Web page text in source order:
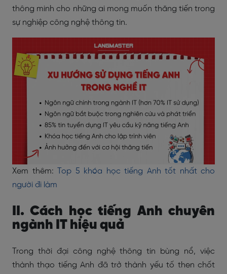
thông minh cho những ai mong muốn thăng tiến trong
sự nghiệp công nghệ thông tin.
Xem thêm:
Top 5 khóa học tiếng Anh tốt nhất cho
người đi làm
II. Cách học tiếng Anh chuyên
ngành IT hiệu quả
Trong thời đại công nghệ thông tin bùng nổ, việc
thành thạo tiếng Anh đã trở thành yếu tố then chốt